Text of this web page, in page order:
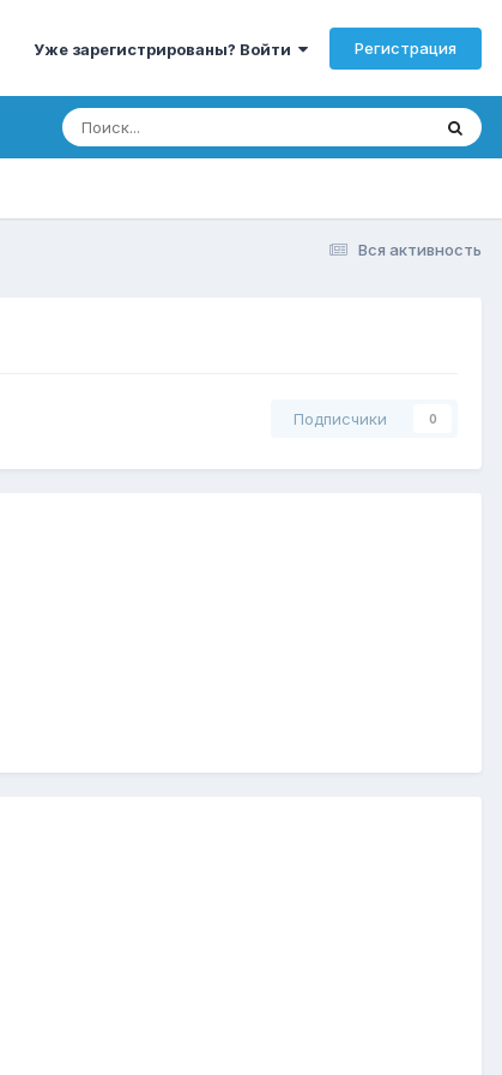
Уже зарегистрированы? Войти Регистрация
Вся активность
Подписчики 0